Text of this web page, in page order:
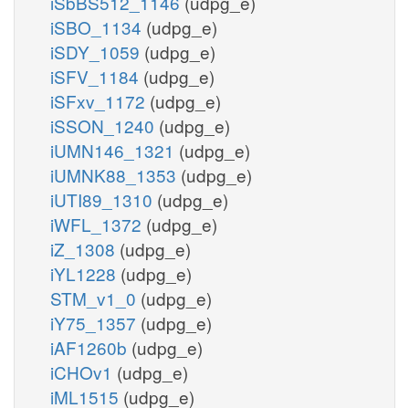
iSBO_1134 (udpg_e)
iSDY_1059 (udpg_e)
iSFV_1184 (udpg_e)
iSFxv_1172 (udpg_e)
iSSON_1240 (udpg_e)
iUMN146_1321 (udpg_e)
iUMNK88_1353 (udpg_e)
iUTI89_1310 (udpg_e)
iWFL_1372 (udpg_e)
iZ_1308 (udpg_e)
iYL1228 (udpg_e)
STM_v1_0 (udpg_e)
iY75_1357 (udpg_e)
iAF1260b (udpg_e)
iCHOv1 (udpg_e)
iML1515 (udpg_e)